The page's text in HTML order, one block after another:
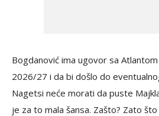
Bogdanović ima ugovor sa
2026/27 i da bi došlo do
Nagetsi neće morati da puste
je za to mala šansa. Zašto? Zato